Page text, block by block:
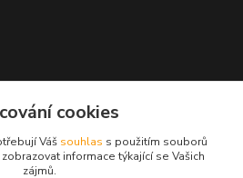
cookies
Váš souhlas s použitím souborů
informace týkající se Vašich
zájmů.